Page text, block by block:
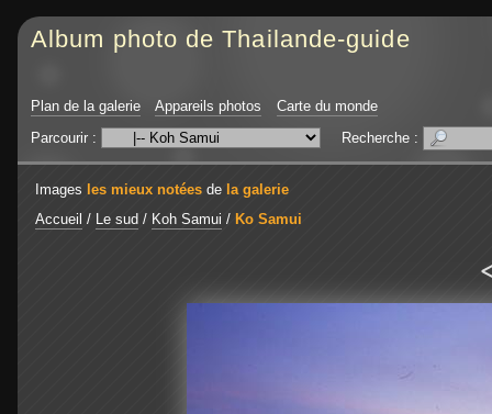
Album photo de Thailande-guide
Plan de la galerie Appareils photos
Carte du monde
Parcourir :
Recherche :
Images les mieux notées de la galerie
Accueil / Le sud / Koh Samui / Ko Samui